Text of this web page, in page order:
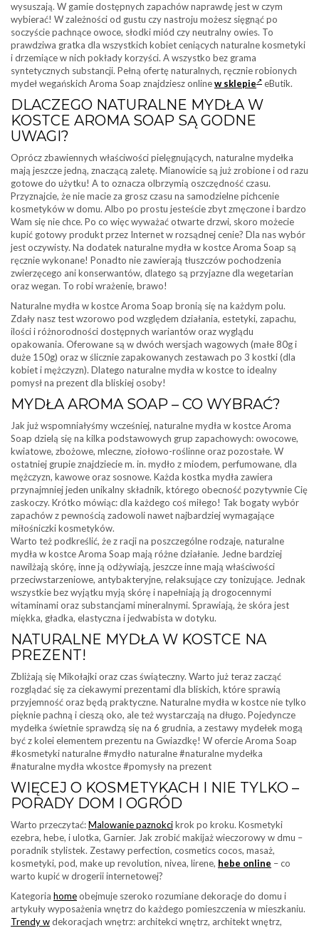
wysuszają. W gamie dostępnych zapachów naprawdę jest w czym
wybierać! W zależności od gustu czy nastroju możesz sięgnąć po
soczyście pachnące owoce, słodki miód czy neutralny owies. To
prawdziwa gratka dla wszystkich kobiet ceniących naturalne kosmetyki
i drzemiące w nich pokłady korzyści. A wszystko bez grama
syntetycznych substancji. Pełną ofertę naturalnych, ręcznie robionych
mydeł wegańskich Aroma Soap znajdziesz onlinew sklepie eButik.
DLACZEGO NATURALNE MYDŁA W
KOSTCE AROMA SOAP SĄ GODNE
UWAGI?
Oprócz zbawiennych właściwości pielęgnujących, naturalne mydełka
mają jeszcze jedną, znaczącą zaletę. Mianowicie są już zrobione i od razu
gotowe do użytku! A to oznacza olbrzymią oszczędność czasu.
Przyznajcie, że nie macie za grosz czasu na samodzielne pichcenie
kosmetyków w domu. Albo po prostu jesteście zbyt zmęczone i bardzo
Wam się nie chce. Po co więc wyważać otwarte drzwi, skoro możecie
kupić gotowy produkt przez Internet w rozsądnej cenie? Dla nas wybór
jest oczywisty. Na dodatek naturalne mydła w kostce Aroma Soap są
ręcznie wykonane! Ponadto nie zawierają tłuszczów pochodzenia
zwierzęcego ani konserwantów, dlatego są przyjazne dla wegetarian
oraz wegan. To robi wrażenie, brawo!
Naturalne mydła w kostce Aroma Soap bronią się na każdym polu.
Zdały nasz test wzorowo pod względem działania, estetyki, zapachu,
ilości i różnorodności dostępnych wariantów oraz wyglądu
opakowania. Oferowane są w dwóch wersjach wagowych (małe 80g i
duże 150g) oraz w ślicznie zapakowanych zestawach po 3 kostki (dla
kobiet i mężczyzn). Dlatego naturalne mydła w kostce to idealny
pomysł na prezent dla bliskiej osoby!
MYDŁA AROMA SOAP – CO WYBRAĆ?
Jak już wspomniałyśmy wcześniej, naturalne mydła w kostce Aroma
Soap dzielą się na kilka podstawowych grup zapachowych: owocowe,
kwiatowe, zbożowe, mleczne, ziołowo-roślinne oraz pozostałe. W
ostatniej grupie znajdziecie m. in. mydło z miodem, perfumowane, dla
mężczyzn, kawowe oraz sosnowe. Każda kostka mydła zawiera
przynajmniej jeden unikalny składnik, którego obecność pozytywnie Cię
zaskoczy. Krótko mówiąc: dla każdego coś miłego! Tak bogaty wybór
zapachów z pewnością zadowoli nawet najbardziej wymagające
miłośniczki kosmetyków.
Warto też podkreślić, że z racji na poszczególne rodzaje, naturalne
mydła w kostce Aroma Soap mają różne działanie. Jedne bardziej
nawilżają skórę, inne ją odżywiają, jeszcze inne mają właściwości
przeciwstarzeniowe, antybakteryjne, relaksujące czy tonizujące. Jednak
wszystkie bez wyjątku myją skórę i napełniają ją drogocennymi
witaminami oraz substancjami mineralnymi. Sprawiają, że skóra jest
miękka, gładka, elastyczna i jedwabista w dotyku.
NATURALNE MYDŁA W KOSTCE NA
PREZENT!
Zbliżają się Mikołajki oraz czas świąteczny. Warto już teraz zacząć
rozglądać się za ciekawymi prezentami dla bliskich, które sprawią
przyjemność oraz będą praktyczne. Naturalne mydła w kostce nie tylko
pięknie pachną i cieszą oko, ale też wystarczają na długo. Pojedyncze
mydełka świetnie sprawdzą się na 6 grudnia, a zestawy mydełek mogą
być z kolei elementem prezentu na Gwiazdkę! W ofercie Aroma Soap
#kosmetyki naturalne #mydło naturalne #naturalne mydełka
#naturalne mydła wkostce #pomysły na prezent
WIĘCEJ O KOSMETYKACH I NIE TYLKO –
PORADY DOM I OGRÓD
Warto przeczytać:Malowanie paznokcikrok po kroku. Kosmetyki
ezebra, hebe, i ulotka, Garnier. Jak zrobić makijaż wieczorowy w dmu –
poradnik stylistek. Zestawy perfection, cosmetics cocos, masaż,
kosmetyki, pod, make up revolution, nivea, lirene, hebe online – co
warto kupić w drogerii internetowej?
Kategoria homeobejmuje szeroko rozumiane dekoracje do domu i
artykuły wyposażenia wnętrz do każdego pomieszczenia w mieszkaniu.
Trendy wdekoracjach wnętrz: architekci wnętrz, architekt wnętrz,